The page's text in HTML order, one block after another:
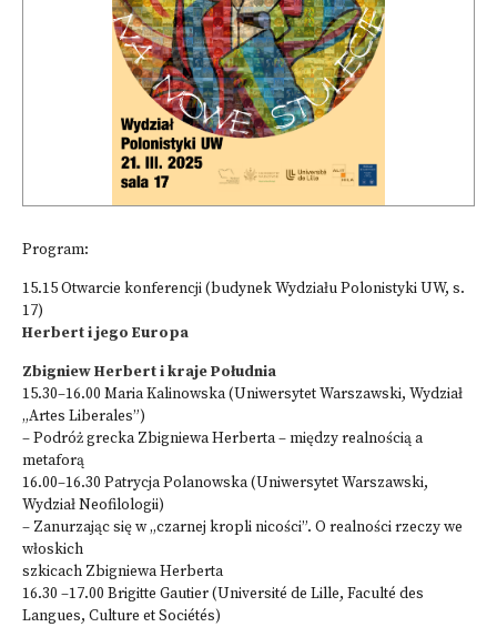
Program:
15.15 Otwarcie konferencji (budynek Wydziału Polonistyki UW, s.
17)
Herbert i jego Europa
Zbigniew Herbert i kraje Południa
15.30–16.00 Maria Kalinowska (Uniwersytet Warszawski, Wydział
„Artes Liberales”)
– Podróż grecka Zbigniewa Herberta – między realnością a
metaforą
16.00–16.30 Patrycja Polanowska (Uniwersytet Warszawski,
Wydział Neofilologii)
– Zanurzając się w „czarnej kropli nicości”. O realności rzeczy we
włoskich
szkicach Zbigniewa Herberta
16.30 –17.00 Brigitte Gautier (Université de Lille, Faculté des
Langues, Culture et Sociétés)